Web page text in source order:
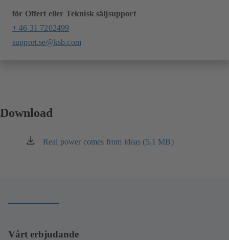
för Offert eller Teknisk säljsupport
+ 46 31 7202499
support.se@ksb.com
Download
Real power comes from ideas (5.1 MB)
(öppnas
Vårt erbjudande